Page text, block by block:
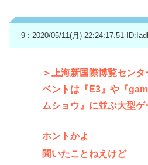
9 : 2020/05/11(月) 22:24:17.51
＞上海新国際博覧セン
ベントは『E3』や『
ムショウ』に並ぶ大型ゲ
ホントかよ
聞いたことねえけど